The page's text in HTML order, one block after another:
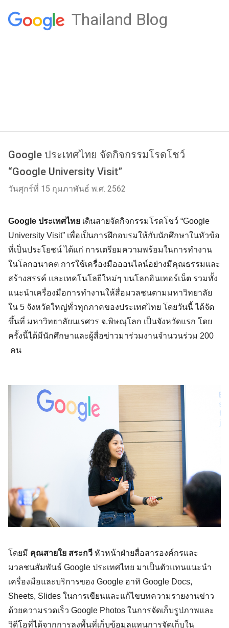
Thailand Blog
Google ประเทศไทย จัดกิจกรรมโรดโชว์
“Google University Visit”
วันศุกร์ที่ 15 กุมภาพันธ์ พ.ศ. 2562
Google ประเทศไทย เดินสายจัดกิจกรรมโรดโชว์ “Google
University Visit” เพื่อเป็นการฝึกอบรมให้กับนักศึกษาในหัวข้อ
ที่เป็นประโยชน์ ได้แก่ การเตรียมความพร้อมในการทำงาน
ในโลกอนาคต การใช้เครื่องมือออนไลน์อย่างมีคุณธรรมและ
สร้างสรรค์ และเทคโนโลยีใหม่ๆ บนโลกอินเทอร์เน็ต รวมทั้ง
แนะนำเครื่องมือการทำงานให้สื่อมวลชนตามมหาวิทยาลัย
ใน 5 จังหวัดใหญ่ทั่วทุกภาคของประเทศไทย โดยวันนี้ ได้จัด
ขึ้นที่ มหาวิทยาลัยนเรศวร จ.พิษณุโลก เป็นจังหวัดแรก โดย
ครั้งนี้ได้มีนักศึกษาและผู้สื่อข่าวมาร่วมงานจำนวนร่วม 200
คน
โดยมี คุณสายใย สระกวี หัวหน้าฝ่ายสื่อสารองค์กรและ
มวลชนสัมพันธ์ Google ประเทศไทย มาเป็นตัวแทนแนะนำ
เครื่องมือและบริการของ Google อาทิ Google Docs,
Sheets, Slides ในการเขียนและแก้ไขบทความรายงานข่าว
ด้วยความรวดเร็ว Google Photos ในการจัดเก็บรูปภาพและ
วิดีโอที่ได้จากการลงพื้นที่เก็บข้อมูลแทนการจัดเก็บใน